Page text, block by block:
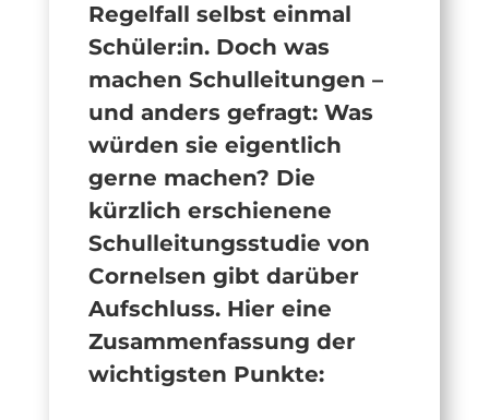
Regelfall selbst einmal
Schüler:in. Doch was
machen Schulleitungen –
und anders gefragt: Was
würden sie eigentlich
gerne machen? Die
kürzlich erschienene
Schulleitungsstudie von
Cornelsen gibt darüber
Aufschluss. Hier eine
Zusammenfassung der
wichtigsten Punkte: